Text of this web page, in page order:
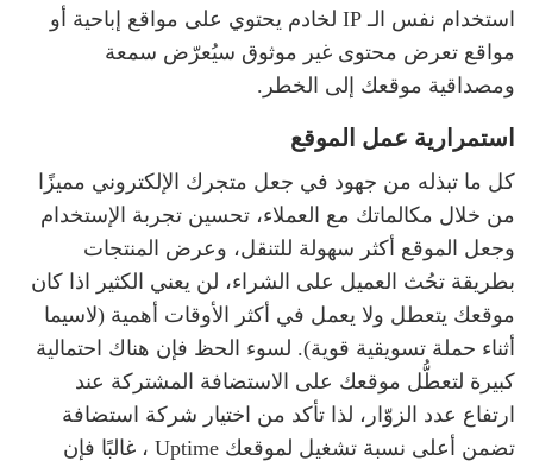
استخدام نفس الـ IP لخادم يحتوي على مواقع إباحية أو
مواقع تعرض محتوى غير موثوق سيُعرّض سمعة
ومصداقية موقعك إلى الخطر.
استمرارية عمل الموقع
كل ما تبذله من جهود في جعل متجرك الإلكتروني مميزًا
من خلال مكالماتك مع العملاء، تحسين تجربة الإستخدام
وجعل الموقع أكثر سهولة للتنقل، وعرض المنتجات
بطريقة تحُث العميل على الشراء، لن يعني الكثير اذا كان
موقعك يتعطل ولا يعمل في أكثر الأوقات أهمية (لاسيما
أثناء حملة تسويقية قوية). لسوء الحظ فإن هناك احتمالية
كبيرة لتعطُّل موقعك على الاستضافة المشتركة عند
ارتفاع عدد الزوّار، لذا تأكد من اختيار شركة استضافة
تضمن أعلى نسبة تشغيل لموقعك Uptime ، غالبًا فإن